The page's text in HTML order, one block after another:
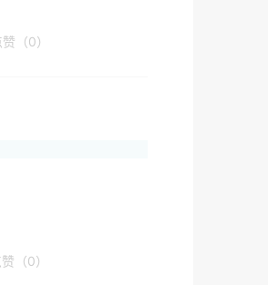
赞（0）
（0）